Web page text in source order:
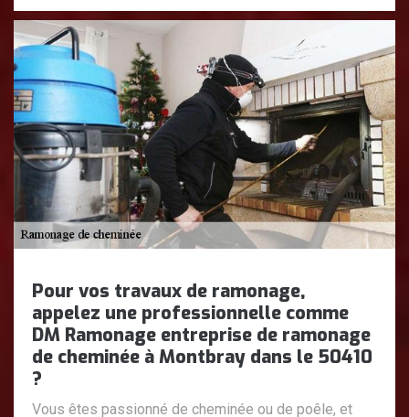
Pour vos travaux de ramonage,
appelez une professionnelle comme
DM Ramonage entreprise de ramonage
de cheminée à Montbray dans le 50410
?
Vous êtes passionné de cheminée ou de poêle, et